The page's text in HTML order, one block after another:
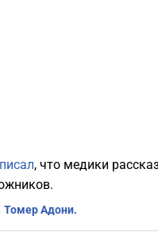
писал, что медики
Томер Адони.